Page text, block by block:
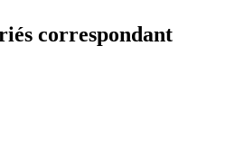
correspondant